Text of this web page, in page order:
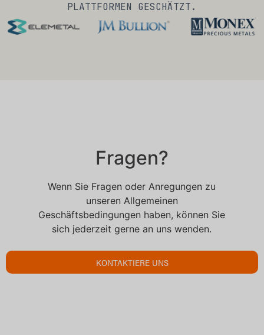
PLATTFORMEN GESCHÄTZT.
Fragen?
Wenn Sie Fragen oder Anregungen zu
unseren Allgemeinen
Geschäftsbedingungen haben, können Sie
sich jederzeit gerne an uns wenden.
KONTAKTIERE UNS